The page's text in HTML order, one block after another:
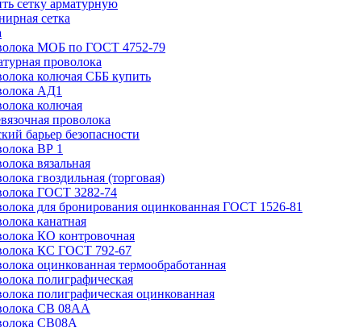
сетку арматурную
сетка
МОБ по ГОСТ 4752-79
проволока
колючая СББ купить
АД1
колючая
проволока
барьер безопасности
ВР 1
вязальная
гвоздильная (торговая)
ГОСТ 3282-74
для бронирования оцинкованная ГОСТ 1526-81
канатная
КО контровочная
КС ГОСТ 792-67
оцинкованная термообработанная
полиграфическая
полиграфическая оцинкованная
СВ 08АА
СВ08А